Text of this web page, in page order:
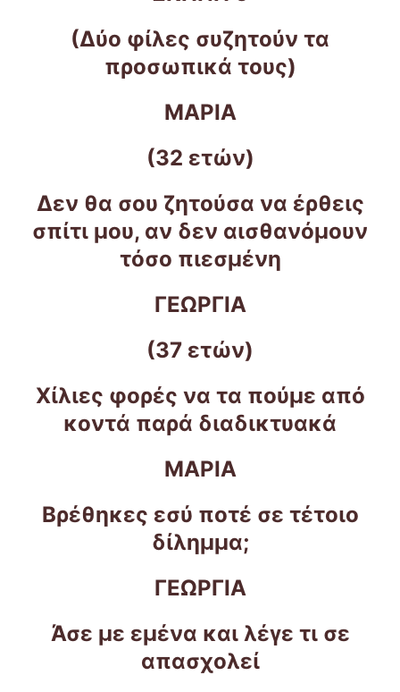
(Δύο φίλες συζητούν τα
προσωπικά τους)
ΜΑΡΙΑ
(32 ετών)
Δεν θα σου ζητούσα να έρθεις
σπίτι μου, αν δεν αισθανόμουν
τόσο πιεσμένη
ΓΕΩΡΓΙΑ
(37 ετών)
Χίλιες φορές να τα πούμε από
κοντά παρά διαδικτυακά
ΜΑΡΙΑ
Βρέθηκες εσύ ποτέ σε τέτοιο
δίλημμα;
ΓΕΩΡΓΙΑ
Άσε με εμένα και λέγε τι σε
απασχολεί